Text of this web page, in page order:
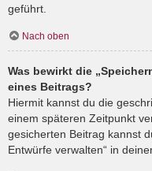
geführt.
Nach oben
Was bewirkt die
eines Beitrags?
Hiermit kannst du die
einem späteren Zeitpunkt
gesicherten Beitrag kannst
Entwürfe verwalten“ in